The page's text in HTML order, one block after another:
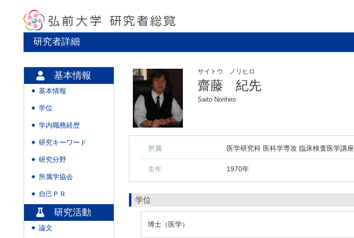
研究者詳細
基本情報
◆ 基本情報
◆ 学位
◆ 学内職務経歴
◆ 研究キーワード
◆ 研究分野
◆ 所属学協会
◆ 自己ＰＲ
研究活動
◆ 論文
サイトウ ノリヒロ
齋藤 紀先
Saito Norihiro
所属 医学研究科 医科学専攻 臨床検査医学講座
生年 1970年
学位
博士（医学）